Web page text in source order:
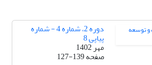
دوره 2، شماره 4 - شماره
پیاپی 8
مهر 1402
صفحه127-139